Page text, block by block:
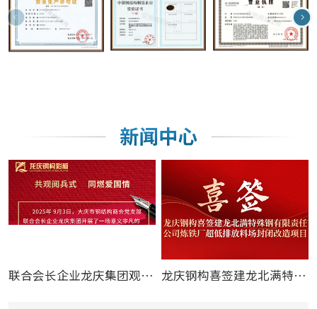
联合会长企业龙庆集团观看纪念中 国人民抗日战争暨世 龙庆钢构喜签建龙北满特殊钢有限责任公司炼铁厂超低排